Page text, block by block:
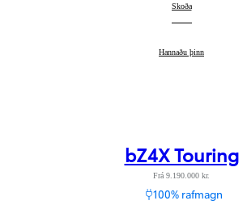
Toyota bZ4X
Skoða
Toyota bZ4X:
Hannaðu þinn
bZ4X Touring
Frá 9.190.000 kr.
100% rafmagn